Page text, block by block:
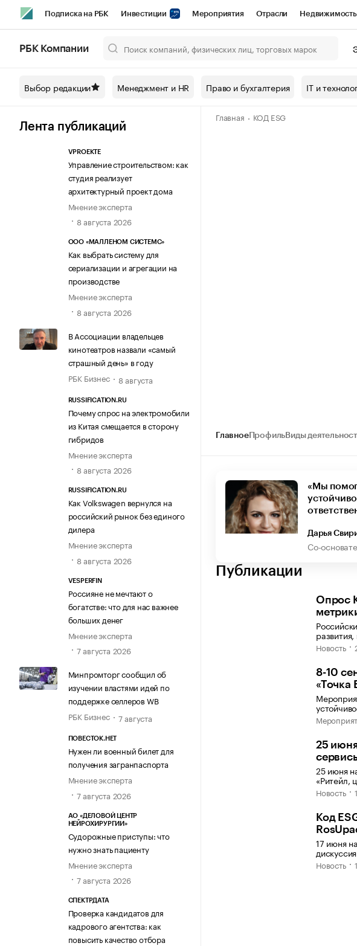
Подписка на РБК Инвестиции Мероприятия Отрасли Недвижимость
Спецпроекты СПб Конференции СПб Спецпроекты Проверка
Технологии и медиа Рынок наличной валюты
РБК Компании
Выбор редакции Менеджмент и HR Право и бухгалтерия IT и
Лента публикаций
VPROEKTE
Управление строительством: как
студия реализует
архитектурный проект дома
Мнение эксперта
8 августа 2026
ООО «МАЛЛЕНОМ СИСТЕМС»
Как выбрать систему для
сериализации и агрегации на
производстве
Мнение эксперта
8 августа 2026
В Ассоциации владельцев
кинотеатров назвали «самый
страшный день» в году
РБК Бизнес
8 августа
RUSSIFICATION.RU
Почему спрос на электромобили
из Китая смещается в сторону
гибридов
Мнение эксперта
8 августа 2026
RUSSIFICATION.RU
Как Volkswagen вернулся на
российский рынок без единого
дилера
Мнение эксперта
8 августа 2026
VESPERFIN
Россияне не мечтают о
богатстве: что для нас важнее
больших денег
Мнение эксперта
7 августа 2026
Минпромторг сообщил об
изучении властями идей по
поддержке селлеров WB
РБК Бизнес
7 августа
ПОВЕСТОК.НЕТ
Нужен ли военный билет для
получения загранпаспорта
Мнение эксперта
7 августа 2026
АО «ДЕЛОВОЙ ЦЕНТР
НЕЙРОХИРУРГИИ»
Судорожные приступы: что
нужно знать пациенту
Мнение эксперта
7 августа 2026
СПЕКТРДАТА
Проверка кандидатов для
кадрового агентства: как
повысить качество отбора
Главная КОД ESG
ГлавноеПрофиль Виды
«Мы
Дарья
Со-
Публикации
Опрос
Новость
8-10
«Точка
25
25 июня
«Ритейл,
Новость
Код
17 июня
Новость